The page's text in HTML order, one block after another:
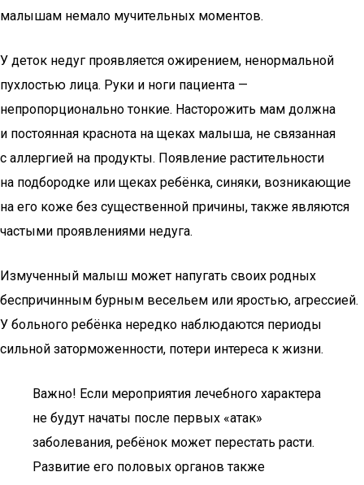
малышам немало мучительных моментов.
У деток недуг проявляется ожирением, ненормальной
пухлостью лица. Руки и ноги пациента —
непропорционально тонкие. Насторожить мам должна
и постоянная краснота на щеках малыша, не связанная
с аллергией на продукты. Появление растительности
на подбородке или щеках ребёнка, синяки, возникающие
на его коже без существенной причины, также являются
частыми проявлениями недуга.
Измученный малыш может напугать своих родных
беспричинным бурным весельем или яростью, агрессией.
У больного ребёнка нередко наблюдаются периоды
сильной заторможенности, потери интереса к жизни.
Важно! Если мероприятия лечебного характера
не будут начаты после первых «атак»
заболевания, ребёнок может перестать расти.
Развитие его половых органов также